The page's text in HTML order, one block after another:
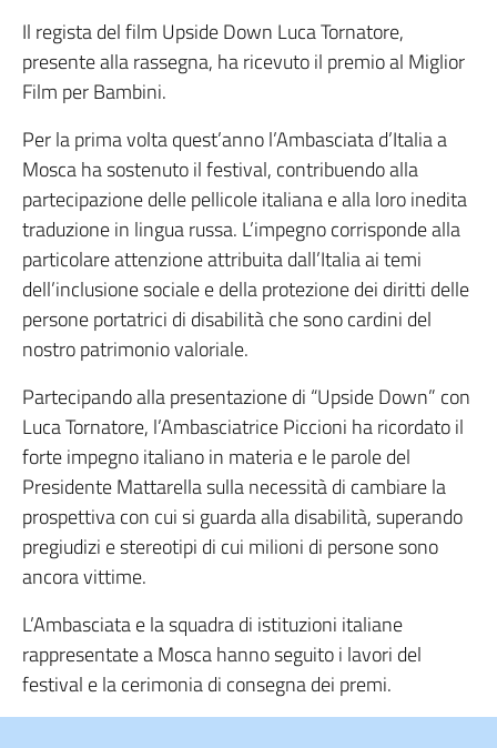
Il regista del film Upside Down Luca Tornatore,
presente alla rassegna, ha ricevuto il premio al Miglior
Film per Bambini.
Per la prima volta quest’anno l’Ambasciata d’Italia a
Mosca ha sostenuto il festival, contribuendo alla
partecipazione delle pellicole italiana e alla loro inedita
traduzione in lingua russa. L’impegno corrisponde alla
particolare attenzione attribuita dall’Italia ai temi
dell’inclusione sociale e della protezione dei diritti delle
persone portatrici di disabilità che sono cardini del
nostro patrimonio valoriale.
Partecipando alla presentazione di “Upside Down” con
Luca Tornatore, l’Ambasciatrice Piccioni ha ricordato il
forte impegno italiano in materia e le parole del
Presidente Mattarella sulla necessità di cambiare la
prospettiva con cui si guarda alla disabilità, superando
pregiudizi e stereotipi di cui milioni di persone sono
ancora vittime.
L’Ambasciata e la squadra di istituzioni italiane
rappresentate a Mosca hanno seguito i lavori del
festival e la cerimonia di consegna dei premi.